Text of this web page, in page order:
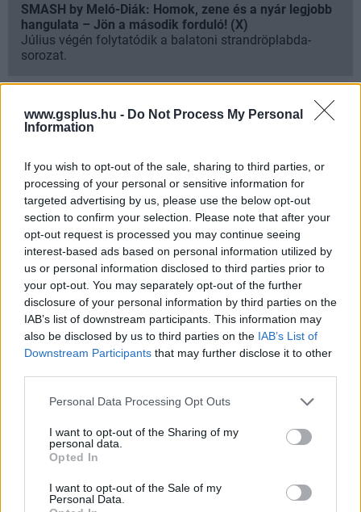
www.gsplus.hu - Do Not Process My Personal
Information
If you wish to opt-out of the sale, sharing to third parties, or
processing of your personal or sensitive information for
targeted advertising by us, please use the below opt-out
section to confirm your selection. Please note that after your
opt-out request is processed you may continue seeing
interest-based ads based on personal information utilized by
us or personal information disclosed to third parties prior to
your opt-out. You may separately opt-out of the further
disclosure of your personal information by third parties on the
IAB’s list of downstream participants. This information may
also be disclosed by us to third parties on the IAB’s List of
Downstream Participants that may further disclose it to other
Please note that this website/app uses one or more Google
not limited to your visit or usage behaviour. You may click to
grant or deny consent to Google and its third-party tags to
use your data for below specified purposes in below Google
consent section.
Personal Data Processing Opt Outs
I want to opt-out of the Sharing of my
personal data.
Opted In
I want to opt-out of the Sale of my
Personal Data.
SMASH by Meló-Diák: Homok, zene és a nyár legjobb
hangulata – Jön a második forduló! (X)
Július végén folytatódik a balatoni strandröplabda-
sorozat.
#szegénylegények
#a tanú #valahol európában
#a
tizedes meg a többiek
#az ötödik pecsét
#mephisto
#hannibál tanár úr
#szerelem #sátántangó
#kontroll
#saul fia
#testről és lélekről #macskafogó
#szindbád
#itt érzem maga
Hozzászólások